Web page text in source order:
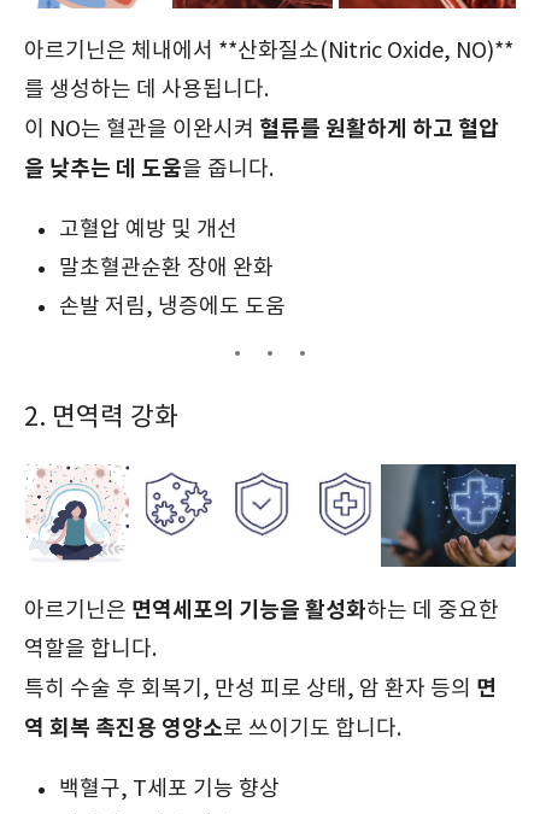
아르기닌은 체내에서 **산화질소(Nitric Oxide, NO)**
를 생성하는 데 사용됩니다.
이 NO는 혈관을 이완시켜 혈류를 원활하게 하고 혈압
을 낮추는 데 도움을 줍니다.
고혈압 예방 및 개선
말초혈관순환 장애 완화
손발 저림, 냉증에도 도움
2. 면역력 강화
아르기닌은 면역세포의 기능을 활성화하는 데 중요한
역할을 합니다.
특히 수술 후 회복기, 만성 피로 상태, 암 환자 등의 면
역 회복 촉진용 영양소로 쓰이기도 합니다.
백혈구, T세포 기능 향상